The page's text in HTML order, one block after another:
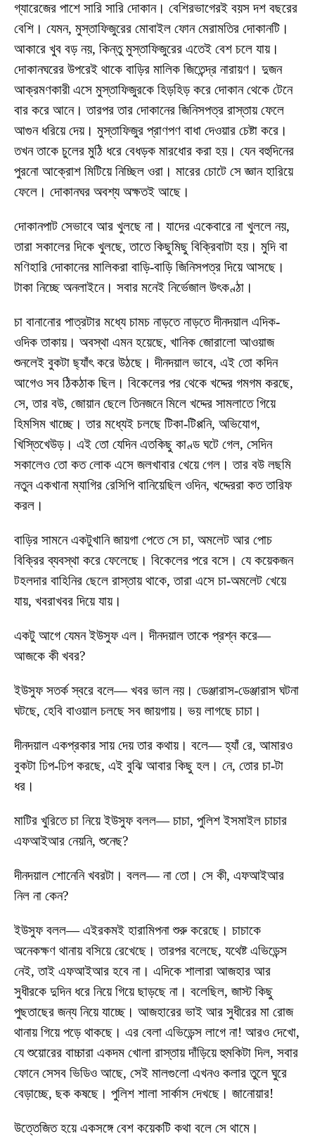
গ্যারেজের পাশে সারি সারি দোকান। বেশিরভাগেরই বয়স দশ বছরের
বেশি। যেমন, মুস্তাফিজুরের মোবাইল ফোন মেরামতির দোকানটি।
আকারে খুব বড় নয়, কিন্তু মুস্তাফিজুরের এতেই বেশ চলে যায়।
দোকানঘরের উপরেই থাকে বাড়ির মালিক জিতেন্দ্র নারায়ণ। দুজন
আক্রমণকারী এসে মুস্তাফিজুরকে হিড়হিড় করে দোকান থেকে টেনে
বার করে আনে। তারপর তার দোকানের জিনিসপত্র রাস্তায় ফেলে
আগুন ধরিয়ে দেয়। মুস্তাফিজুর প্রাণপণ বাধা দেওয়ার চেষ্টা করে।
তখন তাকে চুলের মুঠি ধরে বেধড়ক মারধোর করা হয়। যেন বহুদিনের
পুরনো আক্রোশ মিটিয়ে নিচ্ছিল ওরা। মারের চোটে সে জ্ঞান হারিয়ে
ফেলে। দোকানঘর অবশ্য অক্ষতই আছে।
দোকানপাট সেভাবে আর খুলছে না। যাদের একেবারে না খুললে নয়,
তারা সকালের দিকে খুলছে, তাতে কিছুমিছু বিক্রিবাটা হয়। মুদি বা
মণিহারি দোকানের মালিকরা বাড়ি-বাড়ি জিনিসপত্র দিয়ে আসছে।
টাকা নিচ্ছে অনলাইনে। সবার মনেই নির্ভেজাল উৎকণ্ঠা।
চা বানানোর পাত্রটার মধ্যে চামচ নাড়তে নাড়তে দীনদয়াল এদিক-
ওদিক তাকায়। অবস্থা এমন হয়েছে, খানিক জোরালো আওয়াজ
শুনলেই বুকটা ছ্যাঁৎ করে উঠছে। দীনদয়াল ভাবে, এই তো কদিন
আগেও সব ঠিকঠাক ছিল। বিকেলের পর থেকে খদ্দের গমগম করছে,
সে, তার বউ, জোয়ান ছেলে তিনজনে মিলে খদ্দের সামলাতে গিয়ে
হিমসিম খাচ্ছে। তার মধ্যেই চলছে টিকা-টিপ্পনি, অভিযোগ,
খিস্তিখেউড়। এই তো যেদিন এতকিছু কাণ্ড ঘটে গেল, সেদিন
সকালেও তো কত লোক এসে জলখাবার খেয়ে গেল। তার বউ লছমি
নতুন একখানা ম্যাগির রেসিপি বানিয়েছিল ওদিন, খদ্দেররা কত তারিফ
করল।
বাড়ির সামনে একটুখানি জায়গা পেতে সে চা, অমলেট আর পোচ
বিক্রির ব্যবস্থা করে ফেলেছে। বিকেলের পরে বসে। যে কয়েকজন
টহলদার বাহিনির ছেলে রাস্তায় থাকে, তারা এসে চা-অমলেট খেয়ে
যায়, খবরাখবর দিয়ে যায়।
একটু আগে যেমন ইউসুফ এল। দীনদয়াল তাকে প্রশ্ন করে—
আজকে কী খবর?
ইউসুফ সতর্ক স্বরে বলে— খবর ভাল নয়। ডেঞ্জারাস-ডেঞ্জারাস ঘটনা
ঘটছে, হেবি বাওয়াল চলছে সব জায়গায়। ভয় লাগছে চাচা।
দীনদয়াল একপ্রকার সায় দেয় তার কথায়। বলে— হ্যাঁ রে, আমারও
বুকটা ঢিপ-ঢিপ করছে, এই বুঝি আবার কিছু হল। নে, তোর চা-টা
ধর।
মাটির খুরিতে চা নিয়ে ইউসুফ বলল— চাচা, পুলিশ ইসমাইল চাচার
এফআইআর নেয়নি, শুনেছ?
দীনদয়াল শোনেনি খবরটা। বলল— না তো। সে কী, এফআইআর
নিল না কেন?
ইউসুফ বলল— এইরকমই হারামিপনা শুরু করেছে। চাচাকে
অনেকক্ষণ থানায় বসিয়ে রেখেছে। তারপর বলেছে, যথেষ্ট এভিডেন্স
নেই, তাই এফআইআর হবে না। এদিকে শালারা আজহার আর
সুধীরকে দুদিন ধরে নিয়ে গিয়ে ছাড়ছে না। বলেছিল, জাস্ট কিছু
পুছতাছের জন্য নিয়ে যাচ্ছে। আজহারের ভাই আর সুধীরের মা রোজ
থানায় গিয়ে পড়ে থাকছে। এর বেলা এভিডেন্স লাগে না! আরও দেখো,
যে শুয়োরের বাচ্চারা একদম খোলা রাস্তায় দাঁড়িয়ে হুমকিটা দিল, সবার
ফোনে সেসব ভিডিও আছে, সেই মালগুলো এখনও কলার তুলে ঘুরে
বেড়াচ্ছে, ছক কষছে। পুলিশ শালা সার্কাস দেখছে। জানোয়ার!
উত্তেজিত হয়ে একসঙ্গে বেশ কয়েকটি কথা বলে সে থামে।